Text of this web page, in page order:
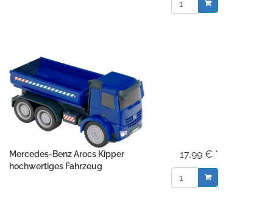
Mercedes-Benz Arocs Kipper
hochwertiges Fahrzeug
17,99 € *